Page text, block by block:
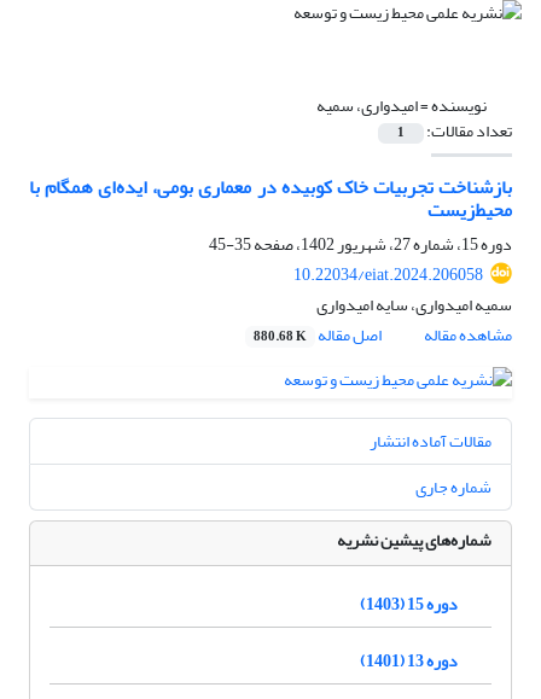
نویسنده =امیدواری، سمیه
تعداد مقالات: 1
بازشناخت تجربیات خاک کوبیده در معماری بومی، ایده‌ای همگام با
محیط‌زیست
دوره 15، شماره 27، شهریور 1402، صفحه
35-45
10.22034/eiat.2024.206058
سمیه امیدواری، سایه امیدواری
مشاهده مقاله
اصل مقاله 880.68 K
مقالات آماده انتشار
شماره جاری
شماره‌های پیشین نشریه
دوره 15 (1403)
دوره 13 (1401)